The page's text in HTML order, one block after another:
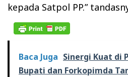
kepada Satpol PP.”
Baca Juga Sinergi Kuat di
Bupati dan Forkopimda